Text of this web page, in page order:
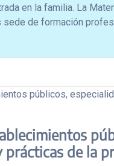
en la familia. La
de formación
prácticas de la